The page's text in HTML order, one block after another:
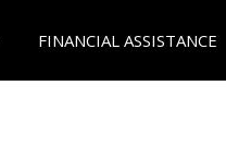
FINANCIAL ASSISTANCE